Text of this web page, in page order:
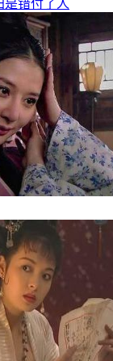
是错付了人